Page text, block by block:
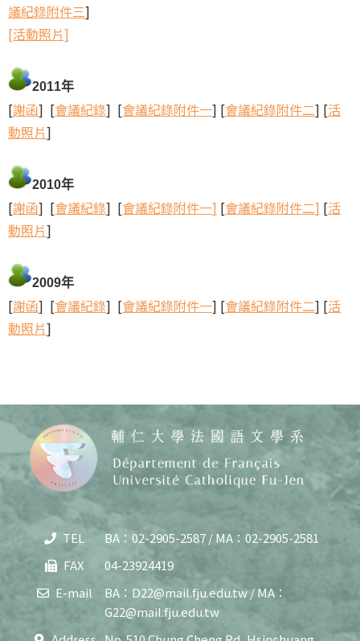
議紀錄附件三]
[活動照片]
2011年
[謝函] [會議紀錄] [會議紀錄附件一] [會議紀錄附件二] [活
動照片]
2010年
[謝函] [會議紀錄] [會議紀錄附件一] [會議紀錄附件二] [活
動照片]
2009年
[謝函] [會議紀錄] [會議紀錄附件一] [會議紀錄附件二] [活
動照片]
TEL
BA：02-2905-2587 / MA：02-2905-2581
FAX
04-23924419
E-mail
BA：D22@mail.fju.edu.tw / MA：
G22@mail.fju.edu.tw